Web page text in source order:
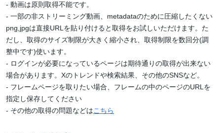
- 動画は原則取得不能です。
- 一部の非ストリーミング動画、metadataのために圧縮したくない
png,jpgは直接URLを貼り付けると取得をお試しいただけます。た
だし、取得のサイズ制限が大きく縮小され、取得制限を数回分(調
整中です)使います。
- ログインが必要になっているページは期待通りの取得が出来ない
場合があります。Xのトレンドや検索結果、その他のSNSなど。
- フレームページを取りたい場合、フレームの中のページのURLを
指定し保存してください
- その他の取得の問題などはこちら